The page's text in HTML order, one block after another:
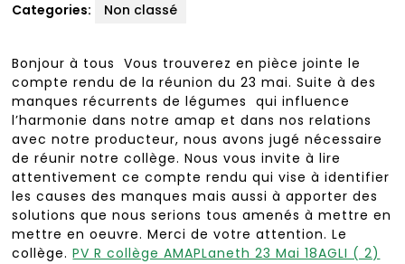
Categories: Non classé
Bonjour à tous Vous trouverez en pièce jointe le
compte rendu de la réunion du 23 mai. Suite à des
manques récurrents de légumes qui influence
l’harmonie dans notre amap et dans nos relations
avec notre producteur, nous avons jugé nécessaire
de réunir notre collège. Nous vous invite à lire
attentivement ce compte rendu qui vise à identifier
les causes des manques mais aussi à apporter des
solutions que nous serions tous amenés à mettre en
mettre en oeuvre. Merci de votre attention. Le
collège.PV R collège AMAPLaneth 23 Mai 18AGLI ( 2)